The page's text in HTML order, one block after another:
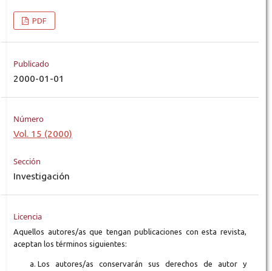
PDF
Publicado
2000-01-01
Número
Vol. 15 (2000)
Sección
Investigación
Licencia
Aquellos autores/as que tengan publicaciones con esta revista,
aceptan los términos siguientes:
Los autores/as conservarán sus derechos de autor y